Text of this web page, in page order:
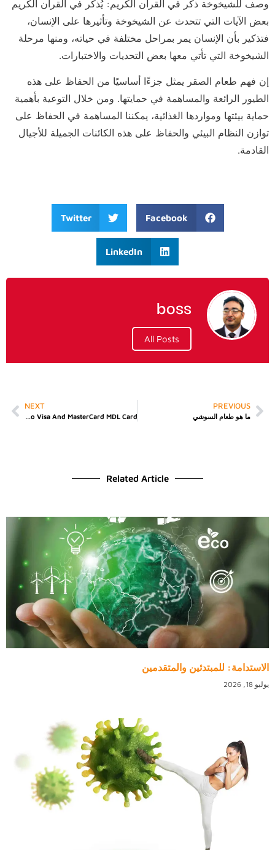
وصف للشيخوخة ذكر في القران الكريم: يُذكر في القرآن الكريم
بعض الآيات التي تتحدث عن الشيخوخة وتأثيرها على الإنسان،
فتذكير بأن الإنسان يمر بمراحل مختلفة في حياته، ومنها مرحلة
الشيخوخة التي تأتي معها بعض التحديات والاختبارات.
إن فهم طعام الصقر يمثل جزءًا أساسيًا من الحفاظ على هذه
الطيور الرائعة والمساهمة في حمايتها. ومن خلال التوعية بأهمية
حماية بيئتها ومواردها الغذائية، يمكننا المساهمة في الحفاظ على
توازن النظام البيئي والحفاظ على هذه الكائنات الجميلة للأجيال
القادمة.
Facebook
Twitter
LinkedIn
boss
All Posts
PREVIOUS
ما هو طعام السوشي
NEXT
Sell Tether TRC20 (USDT) To Visa And MasterCard MDL Card
Related Article
الاستدامة: للمبتدئين والمتقدمين
يوليو 18, 2026